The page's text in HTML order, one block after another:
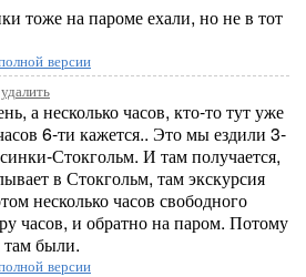
тоже на пароме ехали, но не в тот
версии
удалить
а несколько часов, кто-то тут уже
6-ти кажется.. Это мы ездили 3-
Стокгольм. И там получается,
в Стокгольм, там экскурсия
несколько часов свободного
часов, и обратно на паром. Потому
были.
версии